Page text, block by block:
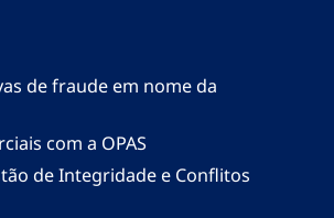
de fraude em nome da
com a OPAS
de Integridade e Conflitos